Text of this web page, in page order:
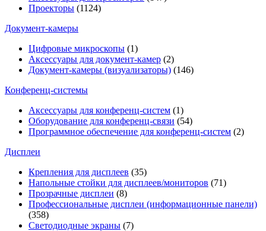
Проекторы (1124)
Документ-камеры
Цифровые микроскопы (1)
Аксессуары для документ-камер (2)
Документ-камеры (визуализаторы) (146)
Конференц-системы
Аксессуары для конференц-систем (1)
Оборудование для конференц-связи (54)
Программное обеспечение для конференц-систем (2)
Дисплеи
Крепления для дисплеев (35)
Напольные стойки для дисплеев/мониторов (71)
Прозрачные дисплеи (8)
Профессиональные дисплеи (информационные панели)
(358)
Светодиодные экраны (7)